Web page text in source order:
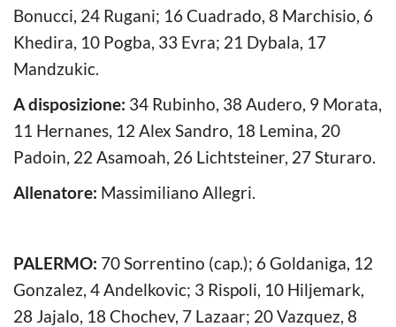
Bonucci, 24 Rugani; 16 Cuadrado, 8 Marchisio, 6
Khedira, 10 Pogba, 33 Evra; 21 Dybala, 17
Mandzukic.
A disposizione: 34 Rubinho, 38 Audero, 9 Morata,
11 Hernanes, 12 Alex Sandro, 18 Lemina, 20
Padoin, 22 Asamoah, 26 Lichtsteiner, 27 Sturaro.
Allenatore: Massimiliano Allegri.
PALERMO: 70 Sorrentino (cap.); 6 Goldaniga, 12
Gonzalez, 4 Andelkovic; 3 Rispoli, 10 Hiljemark,
28 Jajalo, 18 Chochev, 7 Lazaar; 20 Vazquez, 8